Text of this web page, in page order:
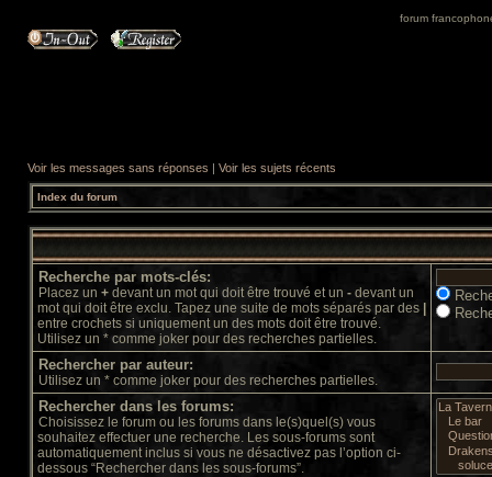
forum
Voir les messages sans réponses | Voir les sujets récents
Index du forum
Recherche par mots-clés:
Placez un + devant un mot qui doit être trouvé et un - devant un
mot qui doit être exclu. Tapez une suite de mots séparés par des
entre crochets si uniquement un des mots doit être trouvé.
Utilisez un * comme joker pour des recherches partielles.
Rechercher par auteur:
Utilisez un * comme joker pour des recherches partielles.
Rechercher dans les forums:
Choisissez le forum ou les forums dans le(s)quel(s) vous
souhaitez effectuer une recherche. Les sous-forums sont
automatiquement inclus si vous ne désactivez pas l’option ci-
dessous “Rechercher dans les sous-forums”.